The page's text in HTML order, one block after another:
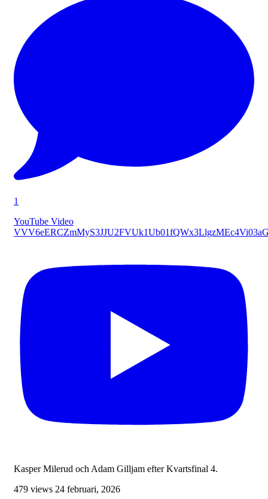
1
YouTube Video
Kasper Milerud och Adam Gilljam efter Kvartsfinal 4.
479 views 24 februari, 2026